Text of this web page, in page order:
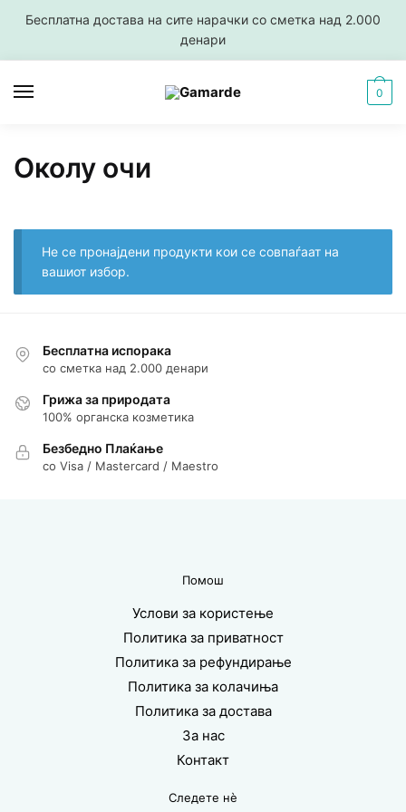
Бесплатна достава на сите нарачки со сметка над 2.000
денари
0
Околу очи
Не се пронајдени продукти кои се совпаѓаат на
вашиот избор.
Бесплатна испорака
со сметка над 2.000 денари
Грижа за природата
100% органска козметика
Безбедно Плаќање
со Visa / Mastercard / Maestro
Помош
Услови за користење
Политика за приватност
Политика за рефундирање
Политика за колачиња
Политика за достава
За нас
Контакт
Следете нè